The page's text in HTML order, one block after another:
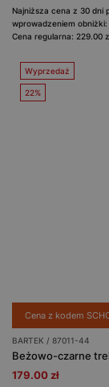
Najniższa cena z 30 dni
wprowadzeniem obniżki:
Cena regularna: 229.00
Wyprzedaż
22%
Cena z kodem
BARTEK / 87011-44
179.00 zł